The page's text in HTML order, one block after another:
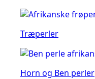
Træperler
Horn og Ben perler